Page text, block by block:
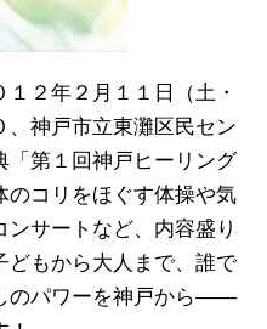
２年２月１１日（土・
神戸市立東灘区民セン
「第１回神戸ヒーリング
のコリをほぐす体操や気
サートなど、内容盛り
どもから大人まで、誰で
のパワーを神戸から――